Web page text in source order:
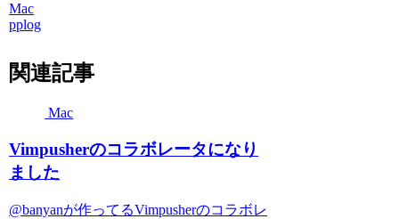
Mac
pplog
関連記事
Mac
Vimpusherのコラボレータになり
ました
@banyanが作ってるVimpusherのコラボレ